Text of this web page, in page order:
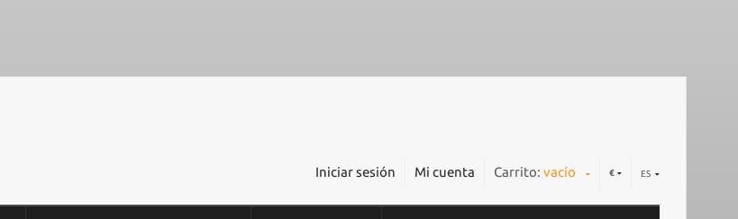
ES
€
Carrito: vacío
Mi cuenta
Iniciar sesión